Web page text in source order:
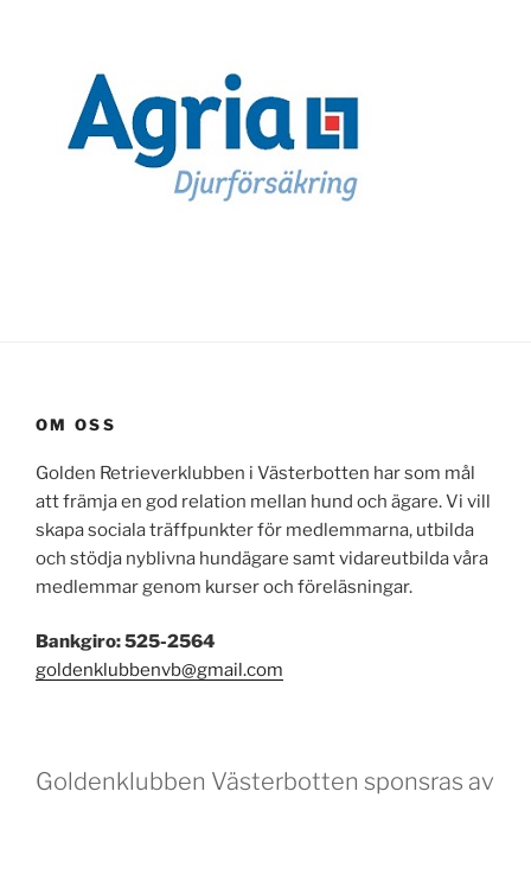
OM OSS
Golden Retrieverklubben i Västerbotten har som mål
att främja en god relation mellan hund och ägare. Vi vill
skapa sociala träffpunkter för medlemmarna, utbilda
och stödja nyblivna hundägare samt vidareutbilda våra
medlemmar genom kurser och föreläsningar.
Bankgiro: 525-2564
goldenklubbenvb@gmail.com
Goldenklubben Västerbotten sponsras av